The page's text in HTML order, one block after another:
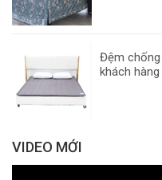
Đệm
khách hàng
VIDEO MỚI